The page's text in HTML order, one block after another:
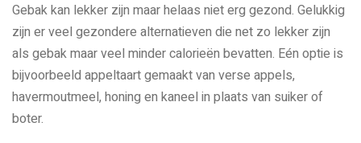
Gebak kan lekker zijn maar helaas niet erg gezond. Gelukkig
zijn er veel gezondere alternatieven die net zo lekker zijn
als gebak maar veel minder calorieën bevatten. Eén optie is
bijvoorbeeld appeltaart gemaakt van verse appels,
havermoutmeel, honing en kaneel in plaats van suiker of
boter.